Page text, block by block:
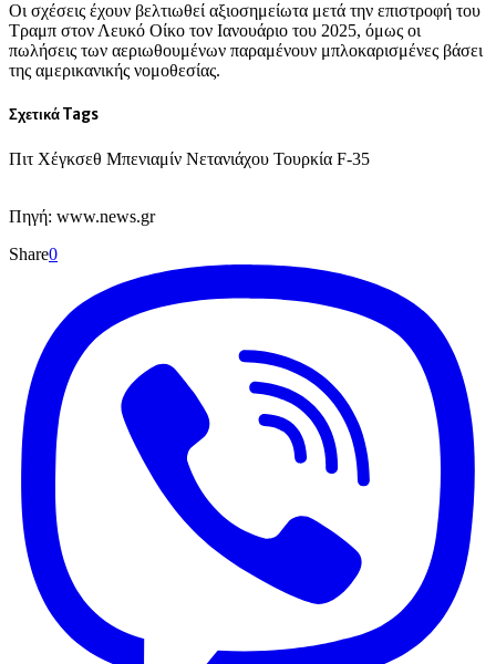
Οι σχέσεις έχουν βελτιωθεί αξιοσημείωτα μετά την επιστροφή του
Τραμπ στον Λευκό Οίκο τον Ιανουάριο του 2025, όμως οι
πωλήσεις των αεριωθουμένων παραμένουν μπλοκαρισμένες βάσει
της αμερικανικής νομοθεσίας.
Σχετικά Tags
Πιτ Χέγκσεθ Μπενιαμίν Νετανιάχου Τουρκία F-35
Πηγή: www.news.gr
Share0